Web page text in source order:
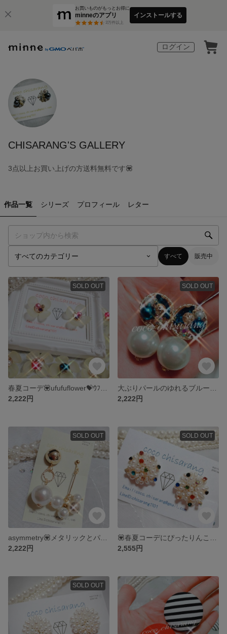
お買いものがもっとお得に
minneのアプリ
3万件以上
インストールする
ログイン
CHISARANG'S GALLERY
3点以上お買い上げの方送料無料です💟
作品一覧 シリーズ プロフィール レター
すべて 販売中
SOLD OUT
2,222円
SOLD OUT
2,222円
SOLD OUT
2,222円
SOLD OUT
2,555円
SOLD OUT